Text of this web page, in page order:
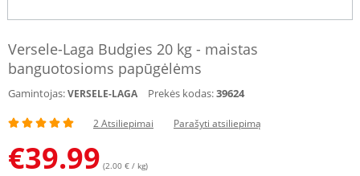
Versele-Laga Budgies 20 kg - maistas
banguotosioms papūgėlėms
Gamintojas:VERSELE-LAGA Prekės kodas:39624
2 Atsiliepimai Parašyti atsiliepimą
€39.99 (2.00 € / kg)